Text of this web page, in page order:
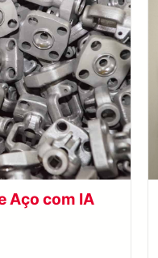
Aço com IA